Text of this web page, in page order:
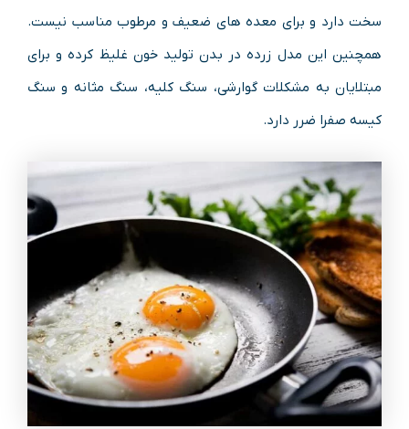
سخت دارد و برای معده های ضعیف و مرطوب مناسب نیست.
همچنین این مدل زرده در بدن تولید خون غلیظ کرده و برای
مبتلایان به مشکلات گوارشی، سنگ کلیه، سنگ مثانه و سنگ
کیسه صفرا ضرر دارد.